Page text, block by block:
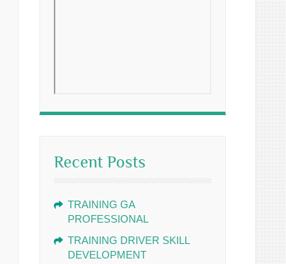
Recent Posts
TRAINING GA
PROFESSIONAL
TRAINING DRIVER SKILL
DEVELOPMENT